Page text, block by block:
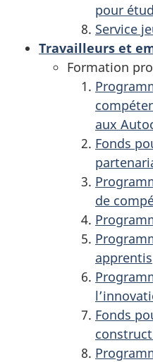
pour
Service
Travailleurs et
Formation
aux
Fonds
de
apprentis
Fonds